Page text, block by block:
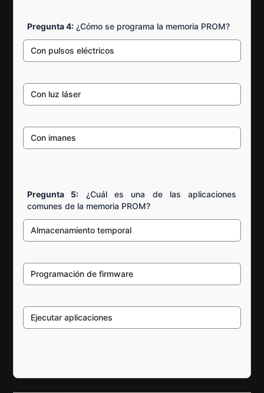
Pregunta 4: ¿Cómo se programa la memoria PROM?
Con pulsos eléctricos
Con luz láser
Con imanes
Pregunta 5: ¿Cuál es una de las aplicaciones
comunes de la memoria PROM?
Almacenamiento temporal
Programación de firmware
Ejecutar aplicaciones